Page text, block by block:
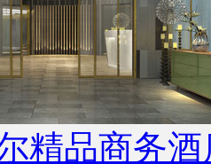
精品商务